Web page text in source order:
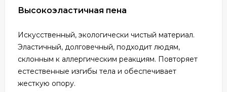
Высокоэластичная пена
Искусственный, экологически чистый материал.
Эластичный, долговечный, подходит людям,
склонным к аллергическим реакциям. Повторяет
естественные изгибы тела и обеспечивает
жесткую опору.